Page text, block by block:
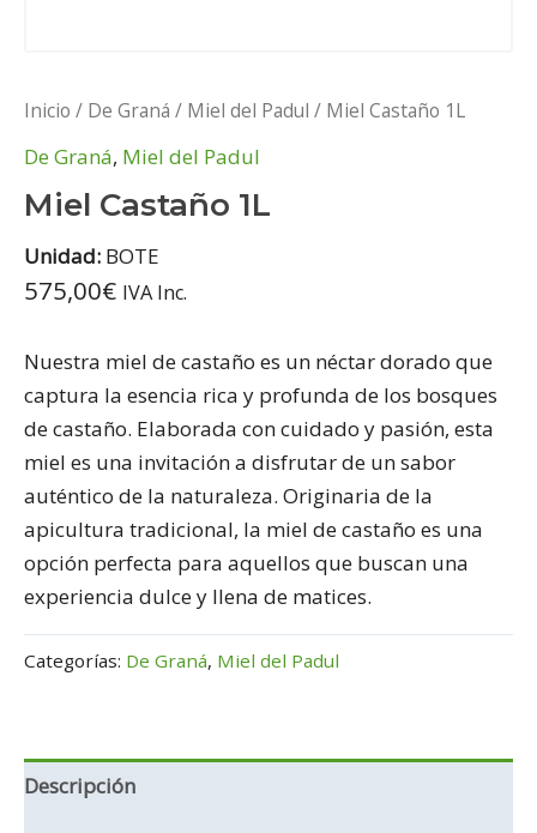
Inicio / De Graná / Miel del Padul / Miel Castaño 1L
De Graná, Miel del Padul
Miel Castaño 1L
Unidad: BOTE
575,00€ IVA Inc.
Nuestra miel de castaño es un néctar dorado que
captura la esencia rica y profunda de los bosques
de castaño. Elaborada con cuidado y pasión, esta
miel es una invitación a disfrutar de un sabor
auténtico de la naturaleza. Originaria de la
apicultura tradicional, la miel de castaño es una
opción perfecta para aquellos que buscan una
experiencia dulce y llena de matices.
Categorías: De Graná, Miel del Padul
Descripción